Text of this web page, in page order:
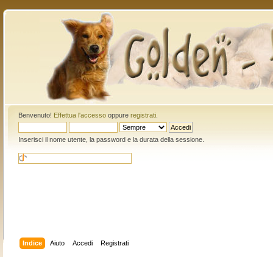
Benvenuto! Effettua l'accessooppure registrati.
Inserisci il nome utente, la password e la durata della sessione.
Indice Aiuto Accedi Registrati